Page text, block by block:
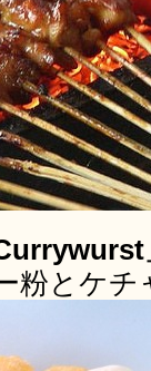
粉とケ